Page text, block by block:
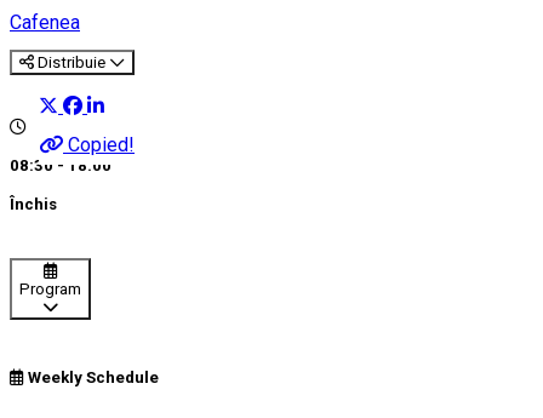
Cafenea
Distribuie
Copied!
08:30 - 18:00
Închis
Program
Weekly Schedule